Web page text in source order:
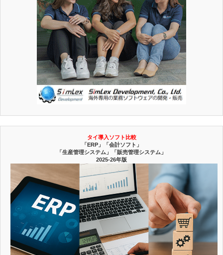
タイ導入ソフト比較
「ERP」「会計ソフト」
「生産管理システム」「販売管理システム」
2025-26年版